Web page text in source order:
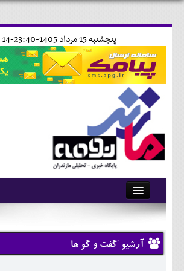
14 فردينه ماه 1538 تبری پنجشنبه 15 مرداد 1405-23:40-
آرشیو
تماس با ما
وبلاگ
آرشیو 'گفت و گو ها